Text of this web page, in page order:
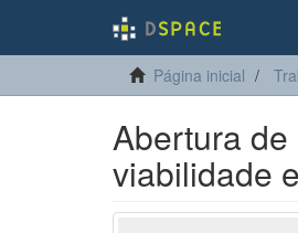
Página inicial
Abertura
viabilidade